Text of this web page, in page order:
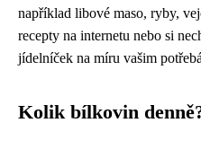
například libové maso, ryby,
recepty na internetu nebo si
jídelníček na míru vašim
Kolik bílkovin